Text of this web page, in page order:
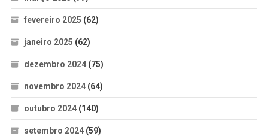
fevereiro 2025 (62)
janeiro 2025 (62)
dezembro 2024(75)
novembro 2024(64)
outubro 2024(140)
setembro 2024(59)